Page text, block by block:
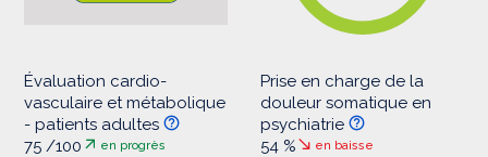
Évaluation cardio-
vasculaire et métabolique
- patients adultes
75 /100
en progrès
Prise en charge de la
douleur somatique en
psychiatrie
54 %
en baisse